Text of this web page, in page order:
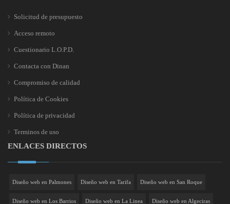
Solicitud de presupuesto
Acceso remoto
Cuestionario L.O.P.D.
Contacta con Dinan
Compromiso de calidad
Política de Cookies
Política de privacidad
Terminos de uso
ENLACES DIRECTOS
Diseño web en Palmones Diseño web en Tarifa Diseño web en San Roque
Diseño web en Los Barrios Diseño web en La Linea Diseño web en Algeciras